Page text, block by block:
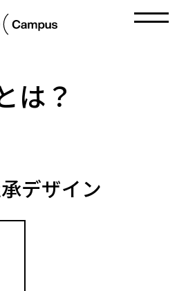
は？
デザイン